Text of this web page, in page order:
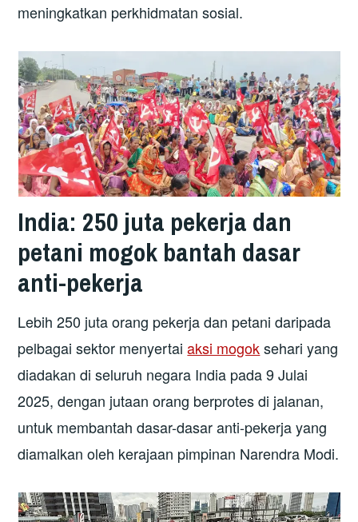
meningkatkan perkhidmatan sosial.
India: 250 juta pekerja dan
petani mogok bantah dasar
anti-pekerja
Lebih 250 juta orang pekerja dan petani daripada
pelbagai sektor menyertaiaksi mogoksehari yang
diadakan di seluruh negara India pada 9 Julai
2025, dengan jutaan orang berprotes di jalanan,
untuk membantah dasar-dasar anti-pekerja yang
diamalkan oleh kerajaan pimpinan Narendra Modi.